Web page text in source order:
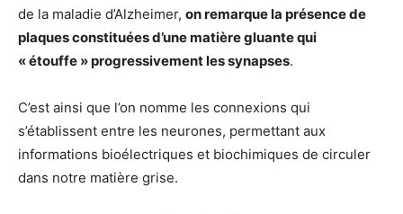
de la maladie d’Alzheimer, on remarque la présence de
plaques constituées d’une matière gluante qui
« étouffe » progressivement les synapses.
C’est ainsi que l’on nomme les connexions qui
s’établissent entre les neurones, permettant aux
informations bioélectriques et biochimiques de circuler
dans notre matière grise.